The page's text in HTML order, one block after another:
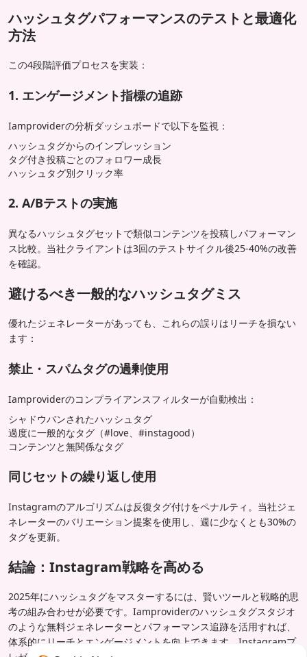
ハッシュタグパフォーマンスのテストと最適化
方法
この4段階評価プロセスを実装：
1. エンゲージメント指標の追跡
Iamproviderの分析ダッシュボードで以下を監視：
ハッシュタグからのインプレッション
タグ付き投稿ごとのフォロワー成長
ハッシュタグ別クリック率
2. A/Bテストの実施
異なるハッシュタグセットで類似コンテンツを投稿しパフォーマン
ス比較。当社クライアントは3回のテストサイクル後25-40%の改善
を確認。
避けるべき一般的なハッシュタグミス
優れたジェネレーターがあっても、これらの誤りはリーチを損ない
ます：
禁止・スパムタグの過剰使用
Iamproviderのコンプライアンスフィルターが自動検出：
シャドウバンされたハッシュタグ
過度に一般的なタグ（#love、#instagood）
コンテンツと無関係なタグ
同じセットの繰り返し使用
Instagramのアルゴリズムは反復タグ付けをペナルティ。当社ジェ
ネレーターのバリエーション提案を使用し、週に少なくとも30%の
タグを更新。
結論：Instagram戦略を高める
2025年にハッシュタグをマスターするには、賢いツールと戦略的思
考の組み合わせが必要です。Iamproviderのハッシュタグスタジオ
のような無料ジェネレーターとパフォーマンス追跡を活用すれば、
体系的にリーチとエンゲージメントを向上できます。Instagramプ